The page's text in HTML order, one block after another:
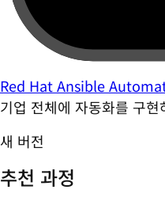
Red Hat Ansible
기업 전체에 자동화를 구현
새 버전
추천 과정